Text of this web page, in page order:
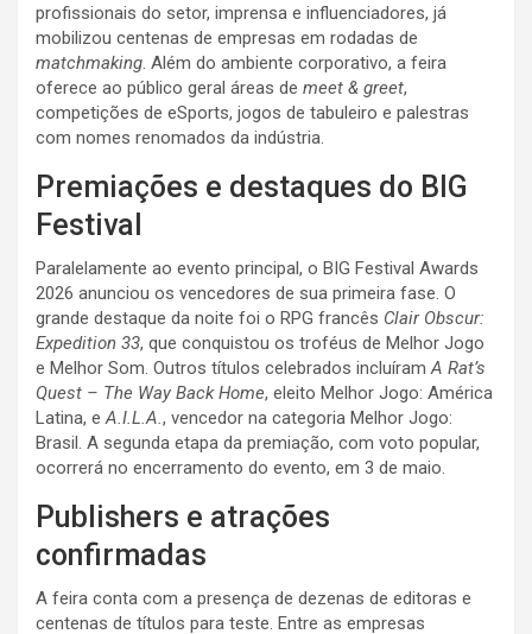
profissionais do setor, imprensa e influenciadores, já
mobilizou centenas de empresas em rodadas de
matchmaking. Além do ambiente corporativo, a feira
oferece ao público geral áreas de meet & greet,
competições de eSports, jogos de tabuleiro e palestras
com nomes renomados da indústria.
Premiações e destaques do BIG
Festival
Paralelamente ao evento principal, o BIG Festival Awards
2026 anunciou os vencedores de sua primeira fase. O
grande destaque da noite foi o RPG francês Clair Obscur:
Expedition 33, que conquistou os troféus de Melhor Jogo
e Melhor Som. Outros títulos celebrados incluíramA Rat’s
Quest – The Way Back Home, eleito Melhor Jogo: América
Latina, eA.I.L.A., vencedor na categoria Melhor Jogo:
Brasil. A segunda etapa da premiação, com voto popular,
ocorrerá no encerramento do evento, em 3 de maio.
Publishers e atrações
confirmadas
A feira conta com a presença de dezenas de editoras e
centenas de títulos para teste. Entre as empresas